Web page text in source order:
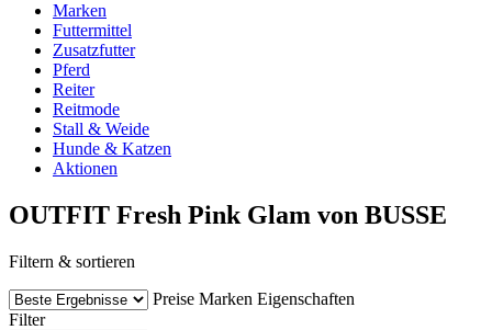
Marken
Futtermittel
Zusatzfutter
Pferd
Reiter
Reitmode
Stall & Weide
Hunde & Katzen
Aktionen
OUTFIT Fresh Pink Glam von BUSSE
Filtern & sortieren
Preise Marken Eigenschaften
Filter